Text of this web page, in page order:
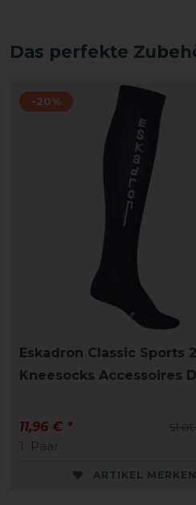
Das perfekte
-20%
Eskadron Classic Sports
Kneesocks Accessoires
11,96 € *
1
Paar
ARTIKEL MERKEN